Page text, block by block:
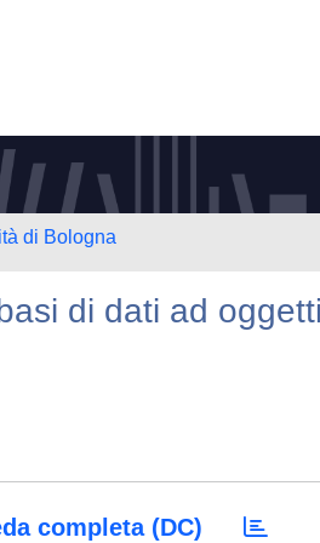
di Bologna
di dati ad
completa (DC)